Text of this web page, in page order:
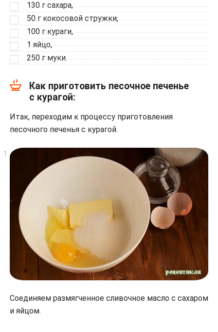
130 г сахара,
50 г кокосовой стружки,
100 г кураги,
1 яйцо,
250 г муки.
Как приготовить песочное печенье
с курагой:
Итак, переходим к процессу приготовления
песочного печенья с курагой.
Соединяем размягченное сливочное масло с сахаром
и яйцом.